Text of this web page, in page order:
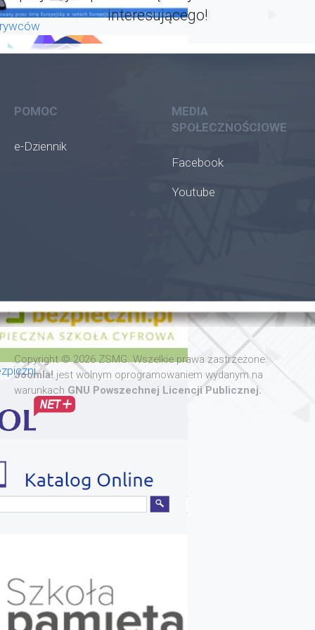
interesującego!
POMOC
e-Dziennik
MEDIA
SPOŁECZNOŚCIOWE
Facebook
Youtube
Copyright © 2026 ZSMG. Wszelkie prawa zastrzeżone.
Joomla! jest wolnym oprogramowaniem wydanym na
warunkach GNU Powszechnej Licencji Publicznej.